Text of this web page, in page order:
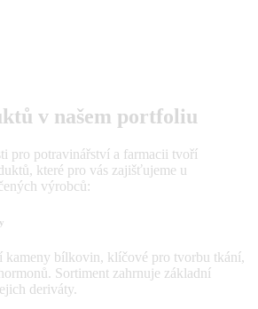
v našem portfoliu
pro potravinářství a farmacii tvoří
které pro vás zajišťujeme u
výrobců:
kameny bílkovin, klíčové pro tvorbu tkání,
Sortiment zahrnuje základní
deriváty.